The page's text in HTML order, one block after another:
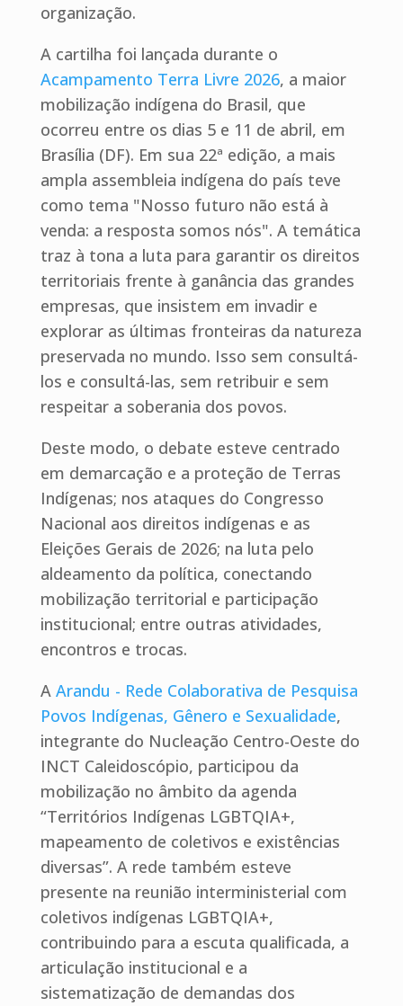
organização.
A cartilha foi lançada durante o
Acampamento Terra Livre 2026, a maior
mobilização indígena do Brasil, que
ocorreu entre os dias 5 e 11 de abril, em
Brasília (DF). Em sua 22ª edição, a mais
ampla assembleia indígena do país teve
como tema "Nosso futuro não está à
venda: a resposta somos nós". A temática
traz à tona a luta para garantir os direitos
territoriais frente à ganância das grandes
empresas, que insistem em invadir e
explorar as últimas fronteiras da natureza
preservada no mundo. Isso sem consultá-
los e consultá-las, sem retribuir e sem
respeitar a soberania dos povos.
Deste modo, o debate esteve centrado
em demarcação e a proteção de Terras
Indígenas; nos ataques do Congresso
Nacional aos direitos indígenas e as
Eleições Gerais de 2026; na luta pelo
aldeamento da política, conectando
mobilização territorial e participação
institucional; entre outras atividades,
encontros e trocas.
A Arandu - Rede Colaborativa de Pesquisa
Povos Indígenas, Gênero e Sexualidade,
integrante do Nucleação Centro-Oeste do
INCT Caleidoscópio, participou da
mobilização no âmbito da agenda
“Territórios Indígenas LGBTQIA+,
mapeamento de coletivos e existências
diversas”. A rede também esteve
presente na reunião interministerial com
coletivos indígenas LGBTQIA+,
contribuindo para a escuta qualificada, a
articulação institucional e a
sistematização de demandas dos